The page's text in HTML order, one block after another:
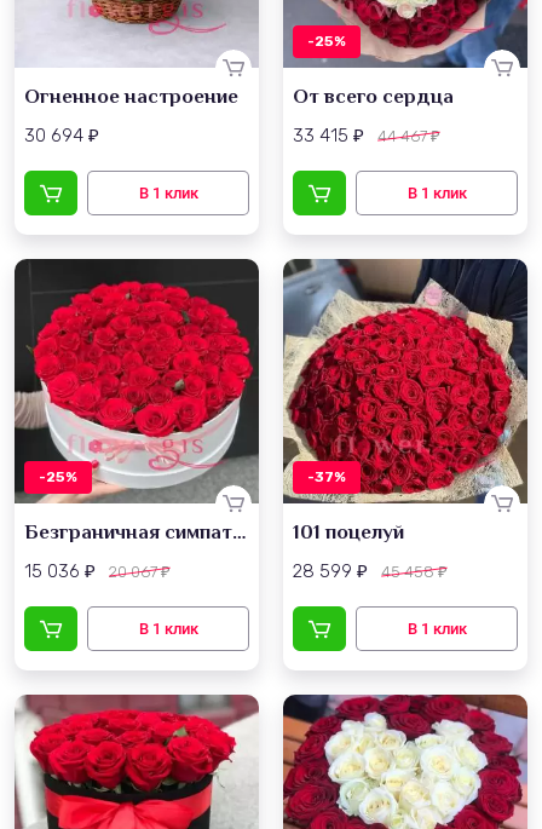
Огненное настроение
30 694 ₽
-25%
От всего сердца
33 415 ₽ 44 467₽
-25%
Безграничная симпатия
15 036 ₽ 20 067₽
-37%
101 поцелуй
28 599 ₽ 45 458₽